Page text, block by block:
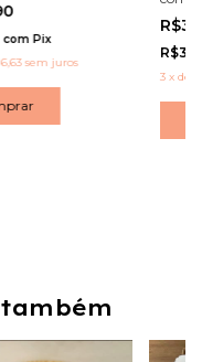
com Pix
sem juros
3 x de